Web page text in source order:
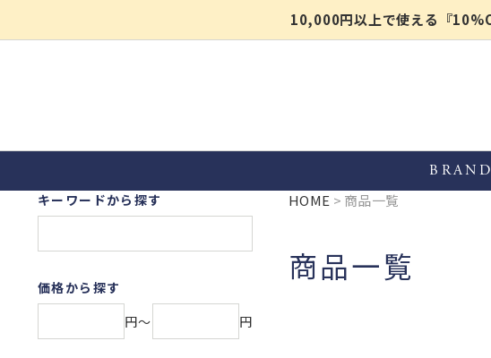
10,000円以上で使える『
BRAND
キーワードから探す
価格から探す
円〜
円
HOME 商品一覧
商品一覧